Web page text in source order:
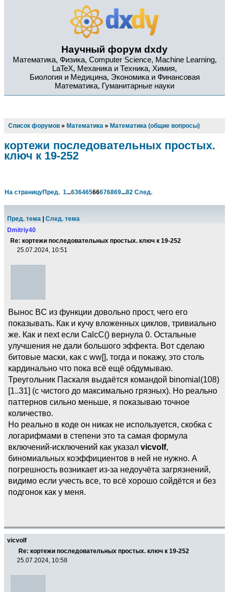
Научный форум dxdy
Математика, Физика, Computer Science, Machine Learning,
LaTeX, Механика и Техника, Химия,
Биология и Медицина, Экономика и Финансовая
Математика, Гуманитарные науки
Список форумов » Математика » Математика (общие вопросы)
кортежи последовательных простых.
ключ к 19-252
На страницуПред. 1...63646566676869...82 След.
Пред. тема
След. тема
Dmitriy40
Re: кортежи последовательных простых. ключ к 19-252
25.07.2024, 10:51
Вынос BC из функции довольно прост, чего его
показывать. Как и кучу вложенных циклов, тривиально
же. Как и next если CalcC() вернула 0. Остальные
улучшения не дали большого эффекта. Вот сделаю
битовые маски, как с ww[], тогда и покажу, это столь
кардинально что пока всё ещё обдумываю.
Треугольник Паскаля выдаётся командой binomial(108)
[1..31] (с чистого до максимально грязных). Но реально
паттернов сильно меньше, я показываю точное
количество.
Но реально в коде он никак не используется, скобка с
логарифмами в степени это та самая формула
включений-исключений как указал vicvolf,
биномиальных коэффициентов в ней не нужно. А
погрешность возникает из-за недоучёта загрязнений,
видимо если учесть все, то всё хорошо сойдётся и без
подгонок как у меня.
vicvolf
Re: кортежи последовательных простых. ключ к 19-252
25.07.2024, 10:58